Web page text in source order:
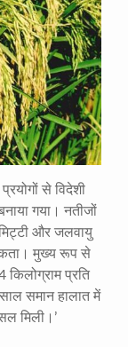
से विदेशी
गया। नतीजों
और जलवायु
मुख्य रूप से
किलोग्राम प्रति
समान हालात में
मिली।’